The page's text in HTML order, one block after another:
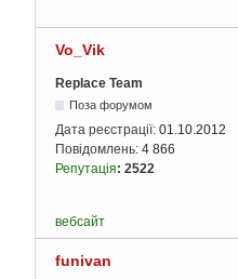
Vo_Vik
Replace Team
Поза форумом
Дата реєстрації: 01.10.2012
Повідомлень: 4 866
Репутація: 2522
вебсайт
funivan